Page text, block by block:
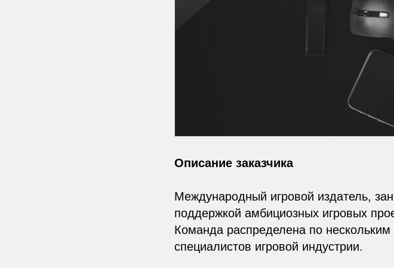
Описание заказчика
Международный игровой издатель,
поддержкой амбициозных игровых
Команда распределена по
специалистов игровой индустрии.